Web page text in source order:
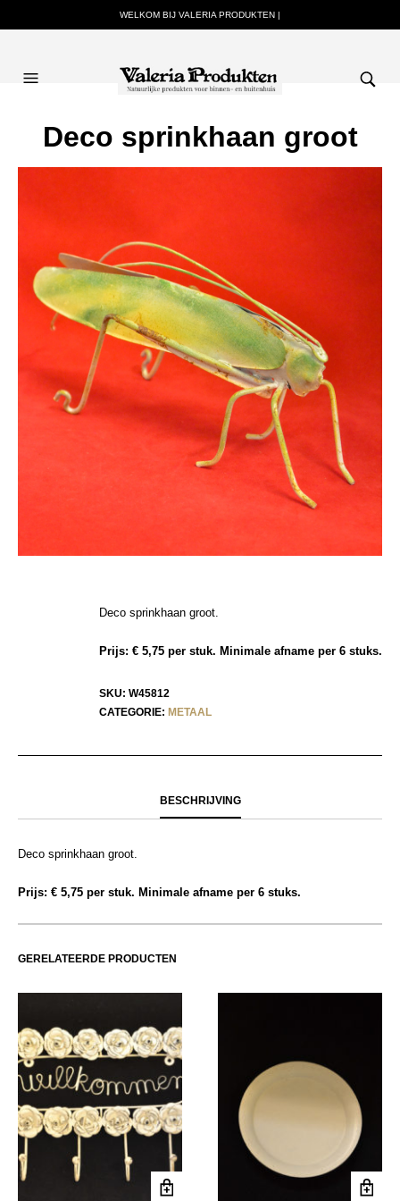
WELKOM BIJ VALERIA PRODUKTEN |
Deco sprinkhaan groot
Deco sprinkhaan groot.
Prijs: € 5,75 per stuk. Minimale afname per 6 stuks.
SKU: W45812
CATEGORIE: METAAL
BESCHRIJVING
Deco sprinkhaan groot.
Prijs: € 5,75 per stuk. Minimale afname per 6 stuks.
GERELATEERDE PRODUCTEN